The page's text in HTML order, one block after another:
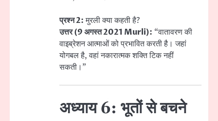
प्रश्न 2:मुरली क्या कहती है?
उत्तर (9 अगस्त 2021 Murli): “वातावरण की
वाइब्रेशन आत्माओं को प्रभावित करती है। जहां
योगबल है, वहां नकारात्मक शक्ति टिक नहीं
सकती।”
अध्याय 6: भूतों से बचने